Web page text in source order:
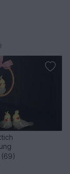
(69)